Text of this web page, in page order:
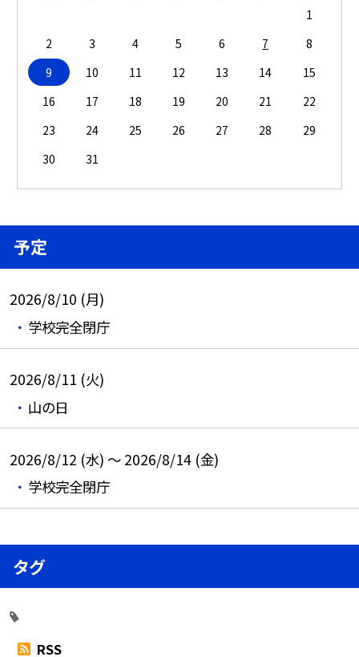
1
2
3 4 5 6 7
8
9
10 11 12 13 14
15
16
17 18 19 20 21
22
23
24 25 26 27 28
29
30
31
予定
2026/8/10 (月)
学校完全閉庁
2026/8/11 (火)
山の日
2026/8/12 (水) ～ 2026/8/14 (金)
学校完全閉庁
タグ
RSS